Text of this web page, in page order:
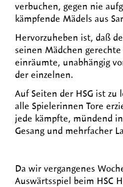
verbuchen, gegen nie
kämpfende Mädels aus
Hervorzuheben ist, daß
seinen Mädchen
einräumte, unabhängig
der einzelnen.
Auf Seiten der HSG ist zu
alle Spielerinnen Tore
jede kämpfte, mündend
Gesang und mehrfacher
Da wir vergangenes
Auswärtsspiel beim HSC